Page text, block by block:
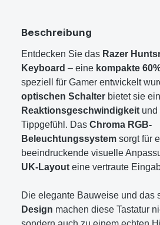
Beschreibung
Entdecken Sie das Razer
Keyboard – eine kompakte
speziell für Gamer entwickelt
optischen Schalter bietet sie
Reaktionsgeschwindigkeit und
Tippgefühl. Das Chroma RGB-
Beleuchtungssystem sorgt für
beeindruckende visuelle
UK-Layout eine vertraute
Die elegante Bauweise und das
Design machen diese Tastatur